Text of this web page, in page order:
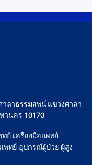
ลาธรรมสพน์ แขวงศาลา
านคร 10170
ย์ เครื่องมือแพทย์
ทย์ อุปกรณ์ผู้ป่วย ผู้สูง